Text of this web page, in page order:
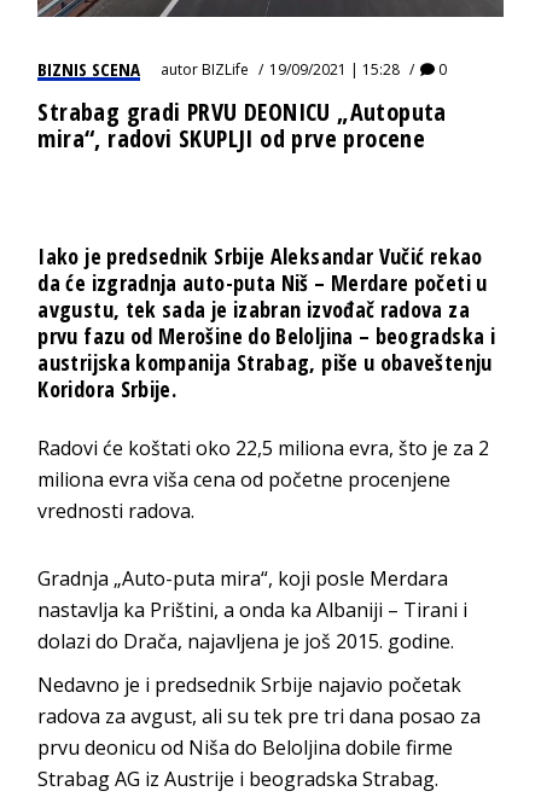
BIZNIS SCENA autorBIZLife 19/09/2021 | 15:28 0
Strabag gradi PRVU DEONICU „Autoputa
mira“, radovi SKUPLJI od prve procene
Iako je predsednik Srbije Aleksandar Vučić rekao
da će izgradnja auto-puta Niš – Merdare početi u
avgustu, tek sada je izabran izvođač radova za
prvu fazu od Merošine do Beloljina – beogradska i
austrijska kompanija Strabag, piše u obaveštenju
Koridora Srbije.
Radovi će koštati oko 22,5 miliona evra, što je za 2
miliona evra viša cena od početne procenjene
vrednosti radova.
Gradnja „Auto-puta mira“, koji posle Merdara
nastavlja ka Prištini, a onda ka Albaniji – Tirani i
dolazi do Drača, najavljena je još 2015. godine.
Nedavno je i predsednik Srbije najavio početak
radova za avgust, ali su tek pre tri dana posao za
prvu deonicu od Niša do Beloljina dobile firme
Strabag AG iz Austrije i beogradska Strabag.